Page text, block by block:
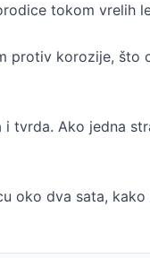
tokom vrelih
protiv korozije,
tvrda. Ako jedna
oko dva sata,